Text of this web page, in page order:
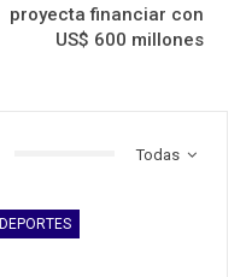
proyecta financiar con
US$ 600 millones
Todas
DEPORTES